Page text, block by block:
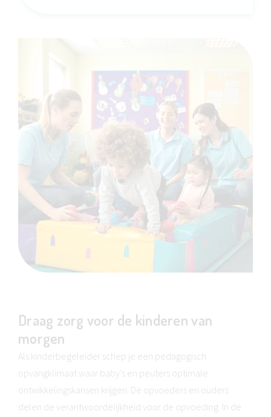
Draag zorg voor de kinderen van
morgen
Als kinderbegeleider schep je een pedagogisch
opvangklimaat waar baby’s en peuters optimale
ontwikkelingskansen krijgen. De opvoeders en ouders
delen de verantwoordelijkheid voor de opvoeding. In de